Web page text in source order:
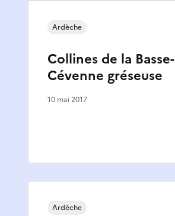
Collines de la Basse-
Cévenne gréseuse
Ardèche
10 mai 2017
Ardèche